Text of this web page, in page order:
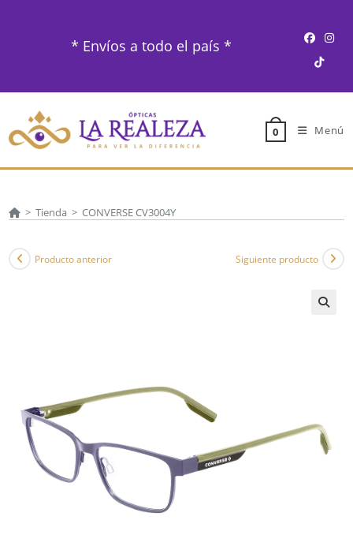
* Envíos a todo el país *
0 Menú
> Tienda > CONVERSE CV3004Y
Producto anterior Siguiente producto